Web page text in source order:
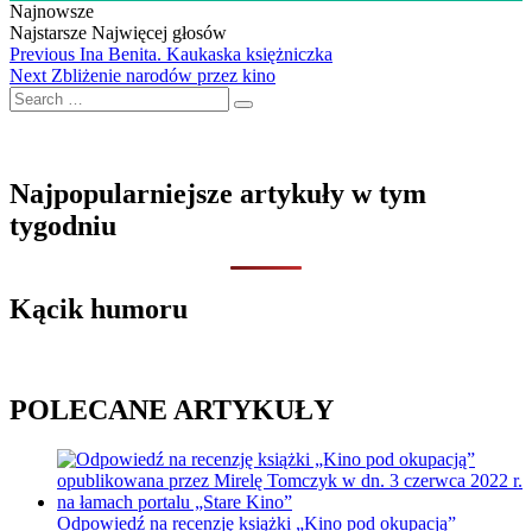
Najnowsze
Najstarsze Najwięcej głosów
Nawigacja
wpisu
Previous Previous
post:
Ina Benita. Kaukaska księżniczka
Next Next
post:
Zbliżenie narodów przez kino
Search
…
Najpopularniejsze artykuły w tym
tygodniu
Kącik humoru
POLECANE ARTYKUŁY
Odpowiedź na recenzję książki „Kino pod okupacją”